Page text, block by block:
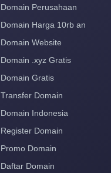
Domain Perusahaan
Domain Harga 10rb an
Domain Website
Domain .xyz Gratis
Domain Gratis
Transfer Domain
Domain Indonesia
Register Domain
Promo Domain
Daftar Domain